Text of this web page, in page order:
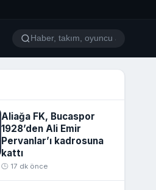
Aliağa FK, Bucaspor
1928’den Ali Emir
Pervanlar’ı kadrosuna
kattı
🕒 17 dk önce